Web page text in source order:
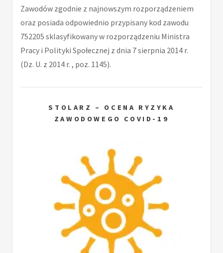
Zawodów zgodnie z najnowszym rozporządzeniem
oraz posiada odpowiednio przypisany kod zawodu
752205 sklasyfikowany w rozporządzeniu Ministra
Pracy i Polityki Społecznej z dnia 7 sierpnia 2014 r.
(Dz. U. z 2014 r. , poz. 1145).
STOLARZ – OCENA RYZYKA
ZAWODOWEGO COVID-19